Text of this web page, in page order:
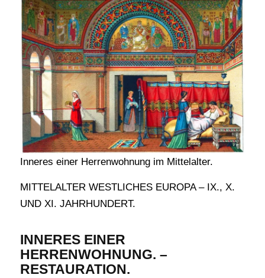
Inneres einer Herrenwohnung im Mittelalter.
MITTELALTER WESTLICHES EUROPA – IX., X.
UND XI. JAHRHUNDERT.
INNERES EINER
HERRENWOHNUNG. –
RESTAURATION.